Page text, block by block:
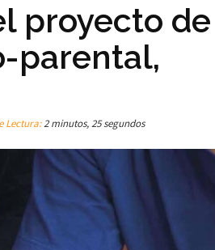
proyecto de
parental,
Lectura:2 minutos, 25 segundos